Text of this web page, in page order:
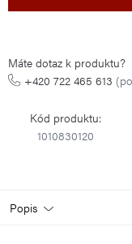
Máte dotaz k produktu?
+420 722 465 613
Kód produktu:
1010830120
Popis